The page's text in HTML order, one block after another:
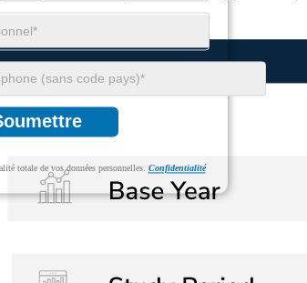
totale de vos données personnelles. Confidentialité